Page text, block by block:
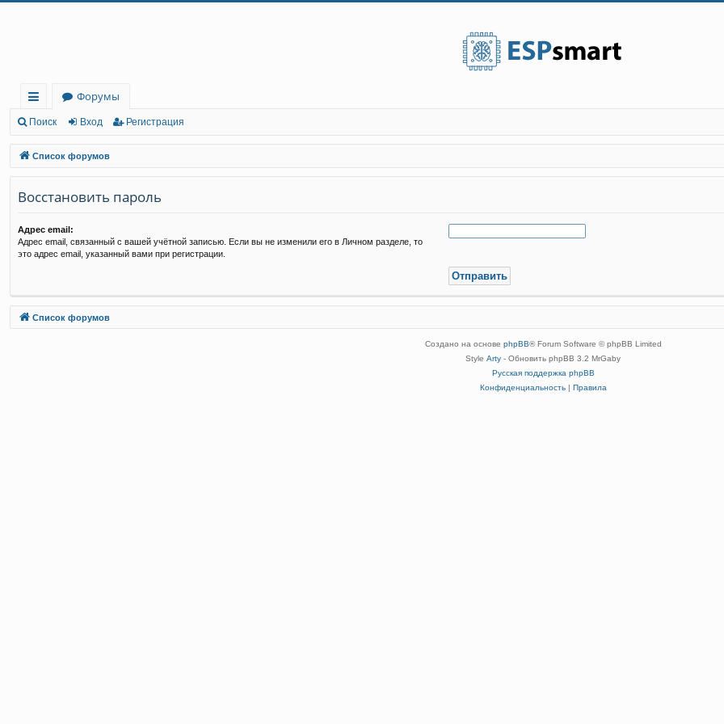
с
ы
лк
и
Форумы
Поиск Вход Регистрация
Список форумов
Восстановить пароль
Адрес email:
Адрес email, связанный с вашей учётной записью. Если вы не изменили его в Личном разделе, то
это адрес email, указанный вами при регистрации.
Список форумов
Связаться с
Создано на основе phpBB® Forum Software © phpBB Limited
Style Arty - Обновить phpBB 3.2 MrGaby
Русская поддержка phpBB
Конфиденциальность| Правила